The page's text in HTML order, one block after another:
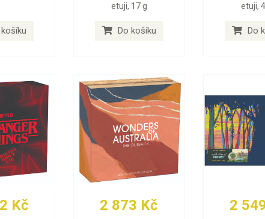
etuji, 17 g
Do košíku
etuji,
Do
Kč 2 873 Kč 2